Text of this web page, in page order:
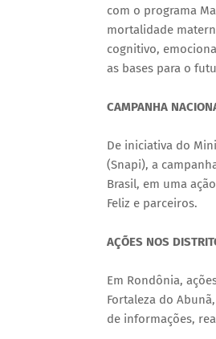
com o programa
mortalidade
cognitivo,
as bases para o
CAMPANHA
De iniciativa do
(Snapi), a
Brasil, em uma
Feliz e parceiros.
AÇÕES NOS
Em Rondônia,
Fortaleza do
de informações,